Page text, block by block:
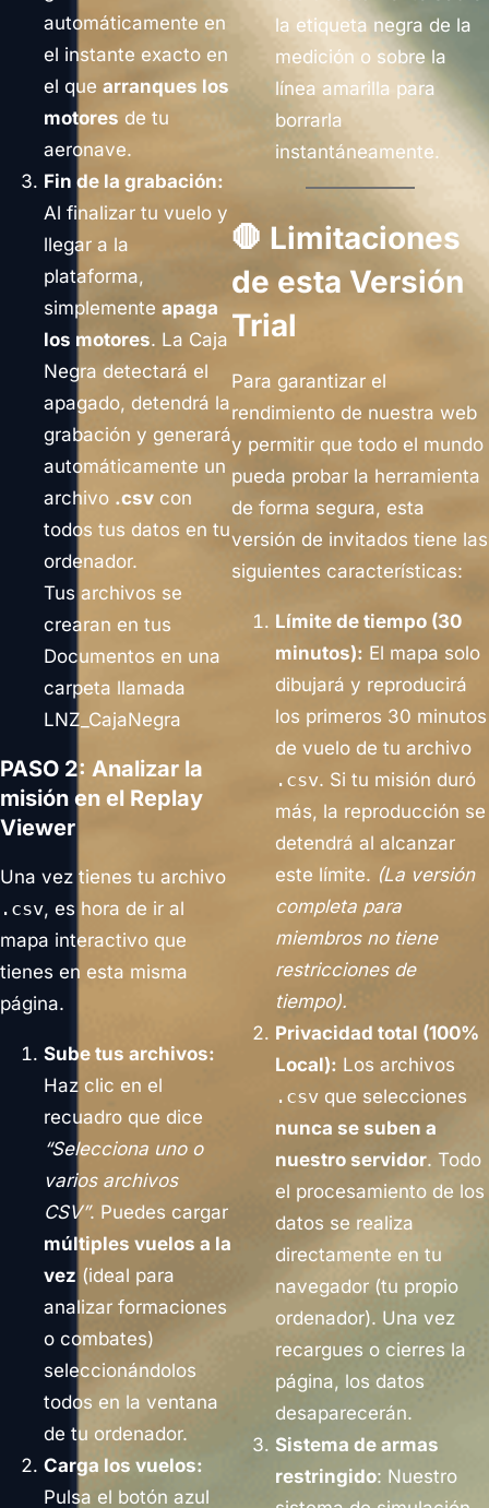
automáticamente en
el instante exacto en
el que arranques los
motores de tu
aeronave.
Fin de la grabación:
Al finalizar tu vuelo y
llegar a la
plataforma,
simplemente apaga
los motores. La Caja
Negra detectará el
apagado, detendrá la
grabación y generará
automáticamente un
archivo .csv con
todos tus datos en tu
ordenador.
Tus archivos se
crearan en tus
Documentos en una
carpeta llamada
LNZ_CajaNegra
PASO 2: Analizar la
misión en el Replay
Viewer
Una vez tienes tu archivo
.csv, es hora de ir al
mapa interactivo que
tienes en esta misma
página.
Sube tus archivos:
Haz clic en el
recuadro que dice
“Selecciona uno o
varios archivos
CSV”. Puedes cargar
múltiples vuelos a la
vez (ideal para
analizar formaciones
o combates)
seleccionándolos
todos en la ventana
de tu ordenador.
Carga los vuelos:
Pulsa el botón azul
la etiqueta negra de la
medición o sobre la
línea amarilla para
borrarla
instantáneamente.
🛑 Limitaciones
de esta Versión
Trial
Para garantizar el
rendimiento de nuestra web
y permitir que todo el mundo
pueda probar la herramienta
de forma segura, esta
versión de invitados tiene las
siguientes características:
Límite de tiempo (30
minutos): El mapa solo
dibujará y reproducirá
los primeros 30 minutos
de vuelo de tu archivo
.csv. Si tu misión duró
más, la reproducción se
detendrá al alcanzar
este límite. (La versión
completa para
miembros no tiene
restricciones de
tiempo).
Privacidad total (100%
Local): Los archivos
.csv que selecciones
nunca se suben a
nuestro servidor. Todo
el procesamiento de los
datos se realiza
directamente en tu
navegador (tu propio
ordenador). Una vez
recargues o cierres la
página, los datos
desaparecerán.
Sistema de armas
restringido: Nuestro